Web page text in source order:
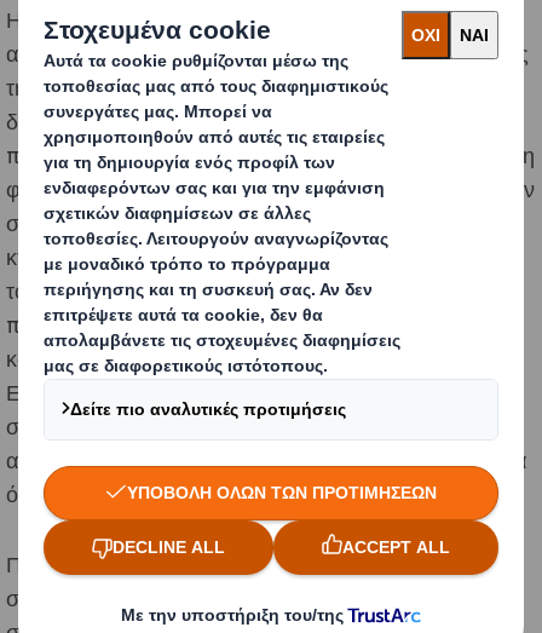
Η συσκευασία για γυάλινες φιάλες κρασιού είναι μία
απαιτητική πρόκληση, τόσο λόγω της ευαίσθητης φύσης
της πρωτογενούς συσκευασίας αλλά και λόγω των
διαφορετικών απαιτήσεων της εφοδιαστικής αλυσίδας
που αλλάζει συνεχώς στη σύγχρονη εποχή. Η εύθραυστη
φύση των φιαλών επιβάλλει τη χρήση πρόσθετων υλικών
συσκευασίας (π.χ. αφρός πολυστυρενίου, air-cushions
κτλ.), προκειμένου να καταστεί ασφαλής η μεταφορά
τους. Μολονότι τα υλικά αυτά παρέχουν αυξημένη
προστασία, συμβάλλουν επίσης στην αύξηση του
κόστους και των χρόνων παραγωγής/συσκευασίας.
Επιπλέον, η ενσωμάτωση πλαστικών συστατικών στη
συσκευασία επιβαρύνει το συνολικό περιβαλλοντικό
αποτύπωμα, επηρεάζοντας τόσο την ίδια τη συσκευασία
όσο και το τελικό προϊόν.
Παράλληλα με την λειτουργικότητα αυτής της
συσκευασίας, η συγκεκριμένη λύση καλείται να